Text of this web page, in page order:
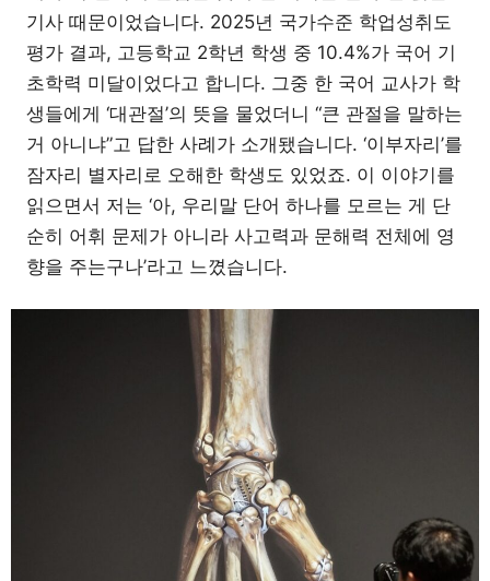
기사 때문이었습니다. 2025년 국가수준 학업성취도
평가 결과, 고등학교 2학년 학생 중 10.4%가 국어 기
초학력 미달이었다고 합니다. 그중 한 국어 교사가 학
생들에게 ‘대관절’의 뜻을 물었더니 “큰 관절을 말하는
거 아니냐”고 답한 사례가 소개됐습니다. ‘이부자리’를
잠자리 별자리로 오해한 학생도 있었죠. 이 이야기를
읽으면서 저는 ‘아, 우리말 단어 하나를 모르는 게 단
순히 어휘 문제가 아니라 사고력과 문해력 전체에 영
향을 주는구나’라고 느꼈습니다.